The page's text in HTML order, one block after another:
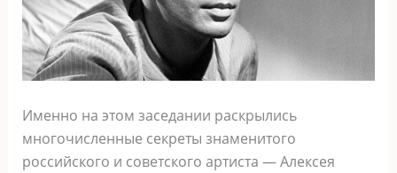
Именно на этом заседании раскрылись
многочисленные секреты знаменитого
российского и советского артиста — Алексея